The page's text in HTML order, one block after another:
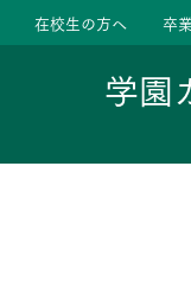
在校生の方へ 卒
学園